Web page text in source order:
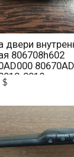
двери
806708h602
2018.
$